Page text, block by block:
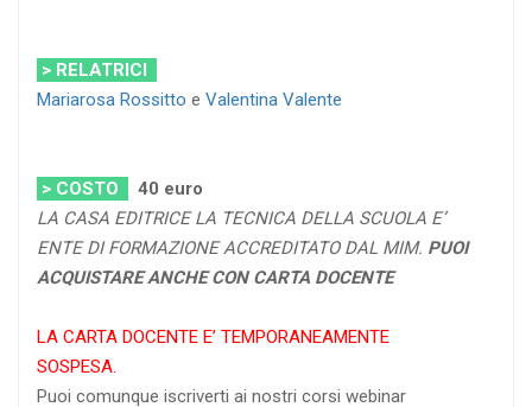
> RELATRICI
Mariarosa Rossitto e Valentina Valente
> COSTO
40 euro
LA CASA EDITRICE LA TECNICA DELLA SCUOLA E’
ENTE DI FORMAZIONE ACCREDITATO DAL MIM. PUOI
ACQUISTARE ANCHE CON CARTA DOCENTE
LA CARTA DOCENTE E’ TEMPORANEAMENTE
SOSPESA.
Puoi comunque iscriverti ai nostri corsi webinar